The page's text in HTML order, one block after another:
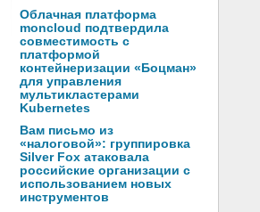
Облачная платформа
moncloud подтвердила
совместимость с
платформой
контейнеризации «Боцман»
для управления
мультикластерами
Kubernetes
Вам письмо из
«налоговой»: группировка
Silver Fox атаковала
российские организации с
использованием новых
инструментов